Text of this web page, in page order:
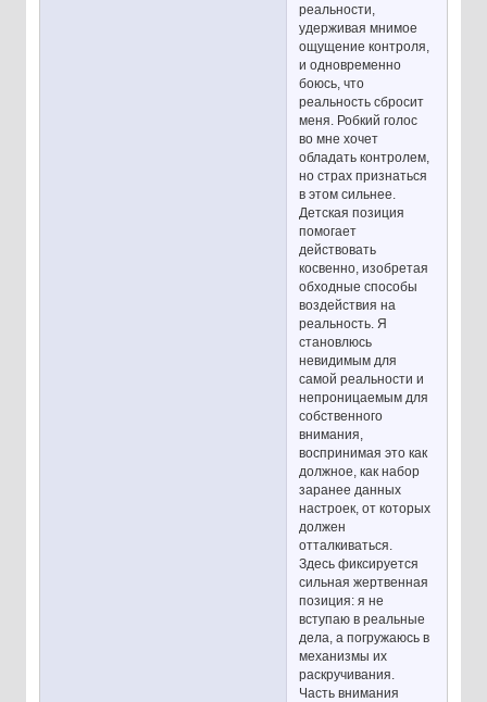
реальности,
удерживая мнимое
ощущение контроля,
и одновременно
боюсь, что
реальность сбросит
меня. Робкий голос
во мне хочет
обладать контролем,
но страх признаться
в этом сильнее.
Детская позиция
помогает
действовать
косвенно, изобретая
обходные способы
воздействия на
реальность. Я
становлюсь
невидимым для
самой реальности и
непроницаемым для
собственного
внимания,
воспринимая это как
должное, как набор
заранее данных
настроек, от которых
должен
отталкиваться.
Здесь фиксируется
сильная жертвенная
позиция: я не
вступаю в реальные
дела, а погружаюсь в
механизмы их
раскручивания.
Часть внимания